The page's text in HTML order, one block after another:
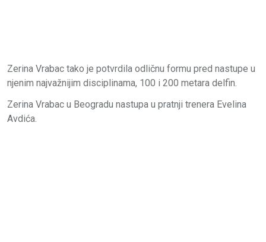
Zerina Vrabac tako je potvrdila odličnu formu pred nastupe u
njenim najvažnijim disciplinama, 100 i 200 metara delfin.
Zerina Vrabac u Beogradu nastupa u pratnji trenera Evelina
Avdića.